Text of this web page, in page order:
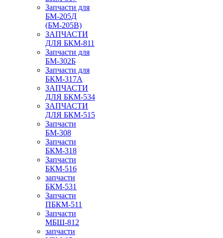
Запчасти для
БМ-205Д
(БМ-205В)
ЗАПЧАСТИ
ДЛЯ БКМ-811
Запчасти для
БМ-302Б
Запчасти для
БКМ-317А
ЗАПЧАСТИ
ДЛЯ БКМ-534
ЗАПЧАСТИ
ДЛЯ БКМ-515
Запчасти
БМ-308
Запчасти
БКМ-318
Запчасти
БКМ-516
запчасти
БКМ-531
Запчасти
ПБКМ-511
Запчасти
МБШ-812
запчасти